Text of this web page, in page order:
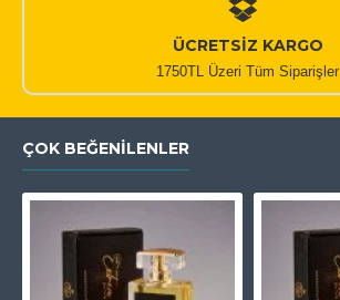
ÜCRETSİZ KARGO
1750TL Üzeri Tüm Siparişler
ÇOK BEĞENILENLER